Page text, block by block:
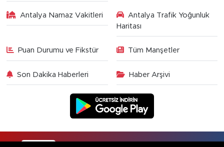
Antalya Namaz Vakitleri
Antalya Trafik Yoğunluk
Haritası
Puan Durumu ve Fikstür Tüm Manşetler
Son Dakika Haberleri Haber Arşivi